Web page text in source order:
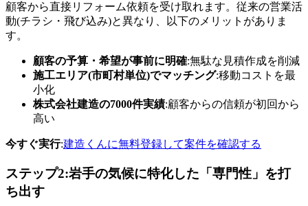
顧客から直接リフォーム依頼を受け取れます。従来の営業活
動(チラシ・飛び込み)と異なり、以下のメリットがありま
す。
顧客の予算・希望が事前に明確:無駄な見積作成を削減
施工エリア(市町村単位)でマッチング:移動コストを最
小化
株式会社建造の7000件実績:顧客からの信頼が初回から
高い
今すぐ実行:建造くんに無料登録して案件を確認する
ステップ2:岩手の気候に特化した「専門性」を打
ち出す